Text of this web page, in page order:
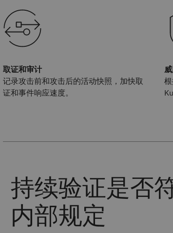
取证和审计
记录攻击前和攻击后的活动快照，加快取
证和事件响应速度。